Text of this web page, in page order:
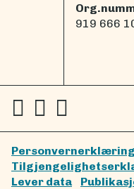
919 666
Personvernerklæring
Lever data